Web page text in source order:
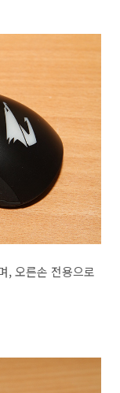
, 오른손 전용으로